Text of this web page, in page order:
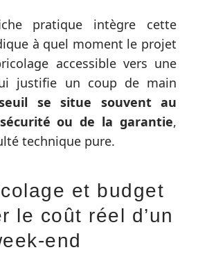
pratique intègre cette
à quel moment le projet
accessible vers une
justifie un coup de main
se situe souvent au
ou de la garantie,
technique pure.
et budget
le coût réel d’un
end